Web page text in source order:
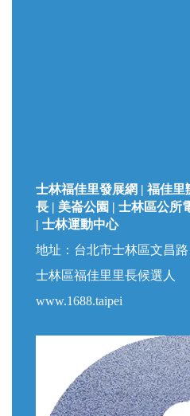
士林福佳里發展網 | 福佳里
長 | 美崙公園 | 士林區公所
| 士林運動中心
地址：台北市士林區文昌路
士林區福佳里里長候選人
www.1688.taipei